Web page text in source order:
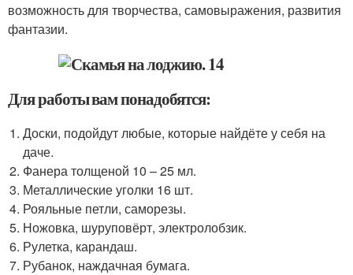
возможность для творчества, самовыражения, развития
фантазии.
Для работы вам понадобятся:
Доски, подойдут любые, которые найдёте у себя на
даче.
Фанера толщеной 10 – 25 мл.
Металлические уголки 16 шт.
Рояльные петли, саморезы.
Ножовка, шуруповёрт, электролобзик.
Рулетка, карандаш.
Рубанок, наждачная бумага.